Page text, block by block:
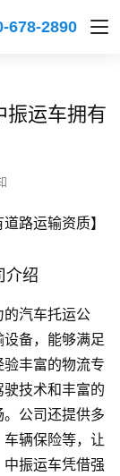
678-2890
振运车拥有
路运输资质】
介绍
汽车托运公
备，能够满足
丰富的物流专
技术和丰富的
公司还提供多
辆保险等，让
振运车凭借强